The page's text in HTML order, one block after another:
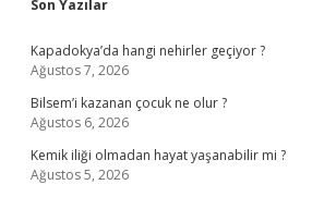
Sidebar
Son Yazılar
Kapadokya’da hangi nehirler geçiyor ?
Ağustos 7, 2026
Bilsem’i kazanan çocuk ne olur ?
Ağustos 6, 2026
Kemik iliği olmadan hayat yaşanabilir mi ?
Ağustos 5, 2026